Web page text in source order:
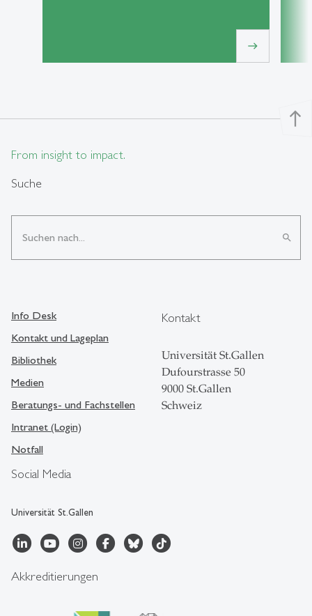
east
north
From insight to impact.
Suche
search
Social Media
Universität St.Gallen
Info Desk
Kontakt und Lageplan
Bibliothek
Medien
Beratungs- und Fachstellen
Intranet (Login)
Notfall
Kontakt
Universität St.Gallen
Dufourstrasse 50
9000 St.Gallen
Schweiz
Akkreditierungen